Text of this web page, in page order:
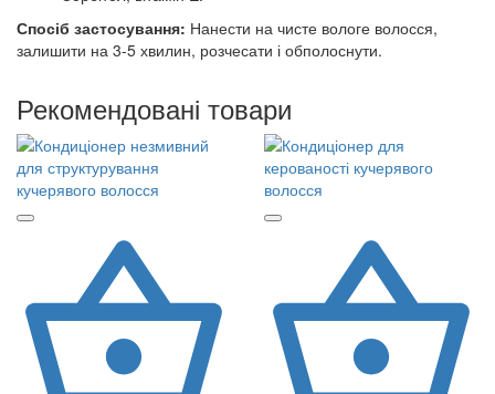
Спосіб застосування: Нанести на чисте вологе волосся,
залишити на 3-5 хвилин, розчесати і обполоснути.
Рекомендовані товари